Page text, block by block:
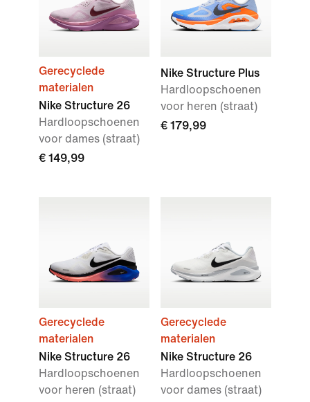
Gerecyclede
materialen
Nike Structure 26
Hardloopschoenen
voor dames (straat)
€ 149,99
Nike Structure Plus
Hardloopschoenen
voor heren (straat)
€ 179,99
Gerecyclede
materialen
Nike Structure 26
Hardloopschoenen
voor heren (straat)
Gerecyclede
materialen
Nike Structure 26
Hardloopschoenen
voor dames (straat)